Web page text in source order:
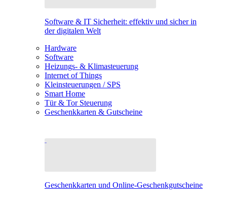
Software & IT Sicherheit: effektiv und sicher in
der digitalen Welt
Hardware
Software
Heizungs- & Klimasteuerung
Internet of Things
Kleinsteuerungen / SPS
Smart Home
Tür & Tor Steuerung
Geschenkkarten & Gutscheine
Geschenkkarten und Online-Geschenkgutscheine